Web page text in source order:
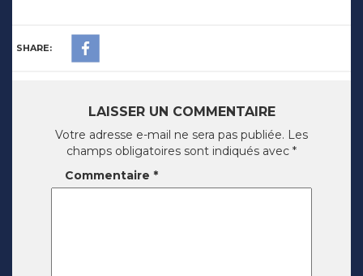
SHARE:
LAISSER UN COMMENTAIRE
Votre adresse e-mail ne sera pas publiée. Les
champs obligatoires sont indiqués avec *
Commentaire *